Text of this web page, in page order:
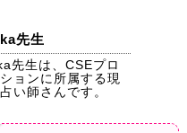
先生
先生は、CSEプロ
ョンに所属する現
い師さんです。